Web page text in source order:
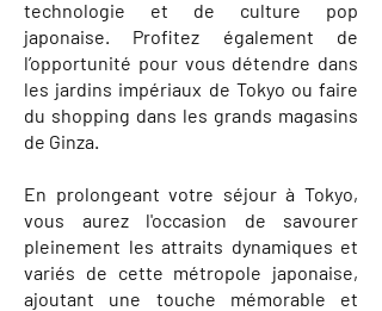
technologie et de culture pop
japonaise. Profitez également de
l’opportunité pour vous détendre dans
les jardins impériaux de Tokyo ou faire
du shopping dans les grands magasins
de Ginza.
En prolongeant votre séjour à Tokyo,
vous aurez l'occasion de savourer
pleinement les attraits dynamiques et
variés de cette métropole japonaise,
ajoutant une touche mémorable et